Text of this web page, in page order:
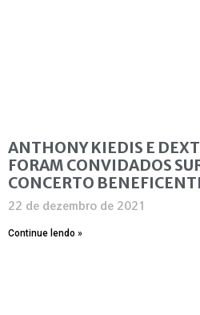
ANTHONY KIEDIS E
FORAM CONVIDADOS
CONCERTO
22 de dezembro de 2021
Continue lendo »